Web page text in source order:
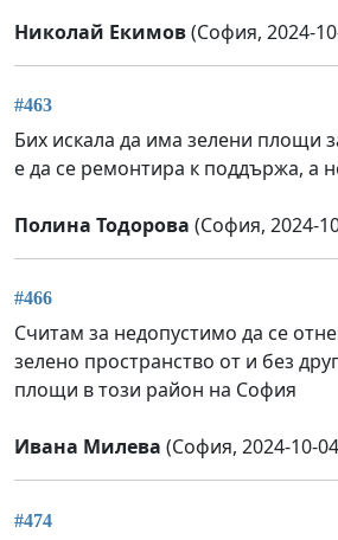
Николай Екимов(София, 2024-
#463
Бих искала да има зелени площи
е да се ремонтира к поддържа, а
Полина Тодорова (София, 2024-
#466
Считам за недопустимо да се
зелено пространство от и без
площи в този район на София
Ивана Милева (София, 2024-10-
#474